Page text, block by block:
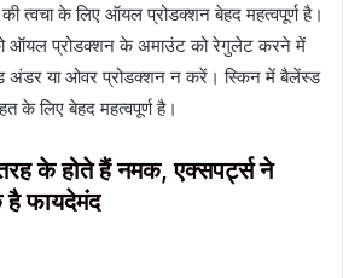
त्वचा के लिए ऑयल प्रोडक्शन बेहद महत्वपूर्ण है।
ऑयल प्रोडक्शन के अमाउंट को रेगुलेट करने में
अंडर या ओवर प्रोडक्शन न करें। स्किन में बैलेंस्ड
के लिए बेहद महत्वपूर्ण है।
के होते हैं नमक, एक्सपर्ट्स ने
है फायदेमंद